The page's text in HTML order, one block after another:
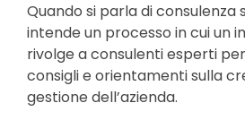
Quando si parla di consulenza
intende un processo in cui un
rivolge a consulenti esperti
consigli e orientamenti sulla
gestione dell’azienda.